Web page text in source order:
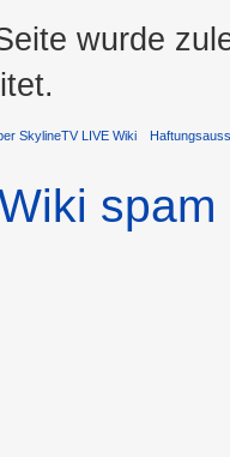
wurde
SkylineTV LIVE Wiki
spam